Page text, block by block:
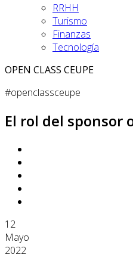
RRHH
Turismo
Finanzas
Tecnología
OPEN CLASS CEUPE
#openclassceupe
El rol del sponsor
12
Mayo
2022